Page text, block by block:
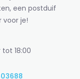
een postduif
voor je!
18:00